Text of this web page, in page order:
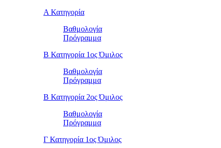
Α Κατηγορία
Βαθμολογία
Πρόγραμμα
Β Κατηγορία 1ος Όμιλος
Βαθμολογία
Πρόγραμμα
Β Κατηγορία 2ος Όμιλος
Βαθμολογία
Πρόγραμμα
Γ Κατηγορία 1ος Όμιλος